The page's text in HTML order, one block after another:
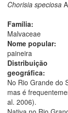
Chorisia speciosa
Família:
Malvaceae
Nome popular:
paineira
Distribuição
geográfica:
No Rio Grande do
mas é
al. 2006).